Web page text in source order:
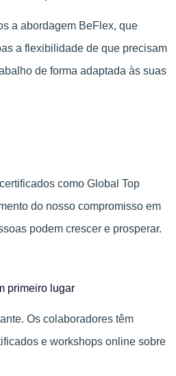
a abordagem BeFlex, que
a flexibilidade de que precisam
de forma adaptada às suas
como Global Top
do nosso compromisso em
podem crescer e prosperar.
primeiro lugar
Os colaboradores têm
e workshops online sobre